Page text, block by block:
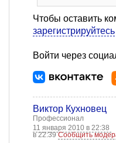
Чтобы оставить
зарегистрируйтесь
Войти через
Виктор Кухновец
Профессионал
11 января 2010 в 22:38
в 22:39Сообщить